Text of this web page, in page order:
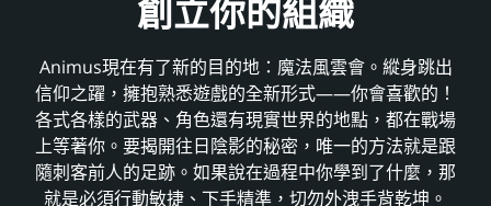
創立你的組織
Animus現在有了新的目的地：魔法風雲會。縱身跳出
信仰之躍，擁抱熟悉遊戲的全新形式——你會喜歡的！
各式各樣的武器、角色還有現實世界的地點，都在戰場
上等著你。要揭開往日陰影的秘密，唯一的方法就是跟
隨刺客前人的足跡。如果說在過程中你學到了什麼，那
就是必須行動敏捷、下手精準，切勿外洩手背乾坤。